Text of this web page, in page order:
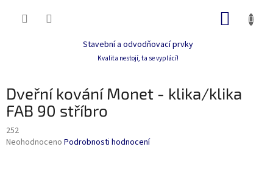
Stavební a odvodňovací prvky
Kvalita nestojí, ta se vyplácí!
Dveřní kování Monet - klika/klika
FAB 90 stříbro
252
Průměrné
Neohodnoceno Podrobnosti hodnocení